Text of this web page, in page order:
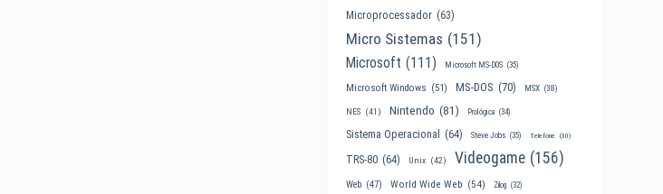
Microprocessador (63)
Micro Sistemas (151)
Microsoft (111) Microsoft MS-DOS (35)
Microsoft Windows (51) MS-DOS (70) MSX (38)
NES (41) Nintendo (81) Prológica (34)
Sistema Operacional (64) Steve Jobs (35) Telefone (30)
TRS-80 (64) Unix (42) Videogame (156)
Web (47) World Wide Web (54) Zilog (32)